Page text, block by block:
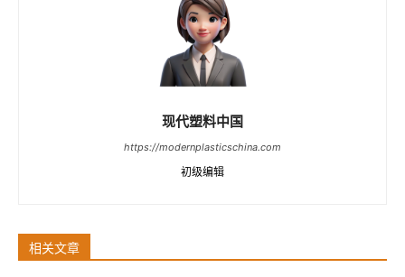
现代塑料中国
https://modernplasticschina.com
初级编辑
相关文章